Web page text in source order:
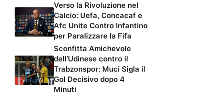
Verso la Rivoluzione nel
Calcio: Uefa, Concacaf e
Afc Unite Contro Infantino
per Paralizzare la Fifa
Sconfitta Amichevole
dell’Udinese contro il
Trabzonspor: Muci Sigla il
Gol Decisivo dopo 4
Minuti